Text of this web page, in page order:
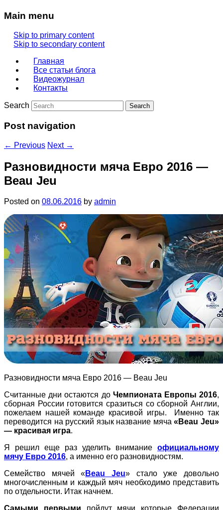
Main menu
Skip to primary content
Skip to secondary content
Главная
Все статьи блога
Видеожурнал
Контакты
Search
Post navigation
← Previous Next →
Разновидности мяча Евро 2016 —
Beau Jeu
Posted on 08.06.2016 by admin
Разновидности мяча Евро 2016 — Beau Jeu
Считанные дни остаются до Чемпионата Европы 2016,
сборная России готовится сразиться со сборной Англии,
пожелаем нашей команде красивой игры. Именно так
переводится на русский язык название мяча«Beau Jeu»
— красивая игра.
Я решил еще раз уделить внимание официальному
мячу Евро 2016, а именно его разновидностям.
Семейство мячей «Beau Jeu» стало уже довольно
многочисленным и каждый мяч необходимо представить
по отдельности. Итак начнем.